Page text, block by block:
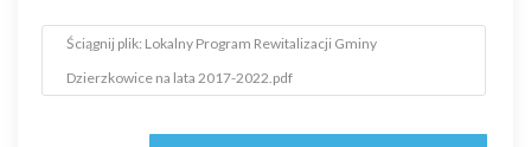
Ściągnij plik: Lokalny Program Rewitalizacji Gminy
Dzierzkowice na lata 2017-2022.pdf